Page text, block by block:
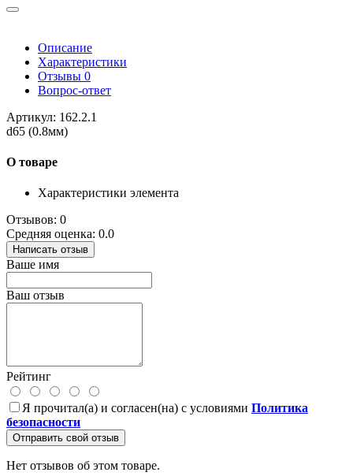
Описание
Характеристики
Отзывы 0
Вопрос-ответ
Артикул: 162.2.1
d65 (0.8мм)
О товаре
Характеристики элемента
Отзывов: 0
Средняя оценка: 0.0
Написать отзыв
Ваше имя
Ваш отзыв
Рейтинг
Я прочитал(а) и согласен(на) с условиями Политика
безопасности
Отправить свой отзыв
Нет отзывов об этом товаре.